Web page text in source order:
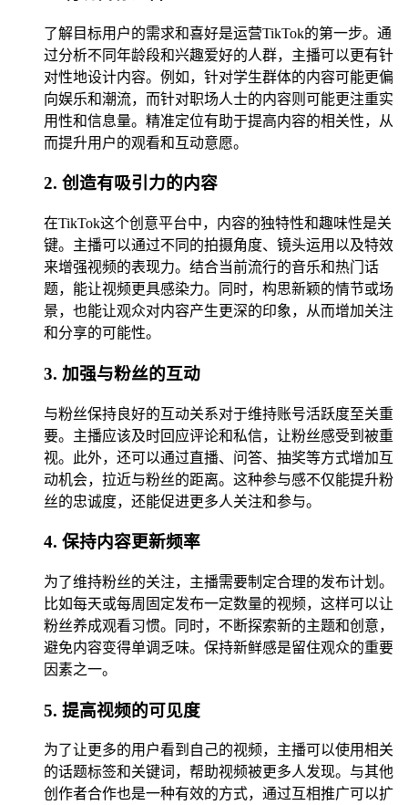
了解目标用户的需求和喜好是运营TikTok的第一步。通
过分析不同年龄段和兴趣爱好的人群，主播可以更有针
对性地设计内容。例如，针对学生群体的内容可能更偏
向娱乐和潮流，而针对职场人士的内容则可能更注重实
用性和信息量。精准定位有助于提高内容的相关性，从
而提升用户的观看和互动意愿。
2. 创造有吸引力的内容
在TikTok这个创意平台中，内容的独特性和趣味性是关
键。主播可以通过不同的拍摄角度、镜头运用以及特效
来增强视频的表现力。结合当前流行的音乐和热门话
题，能让视频更具感染力。同时，构思新颖的情节或场
景，也能让观众对内容产生更深的印象，从而增加关注
和分享的可能性。
3. 加强与粉丝的互动
与粉丝保持良好的互动关系对于维持账号活跃度至关重
要。主播应该及时回应评论和私信，让粉丝感受到被重
视。此外，还可以通过直播、问答、抽奖等方式增加互
动机会，拉近与粉丝的距离。这种参与感不仅能提升粉
丝的忠诚度，还能促进更多人关注和参与。
4. 保持内容更新频率
为了维持粉丝的关注，主播需要制定合理的发布计划。
比如每天或每周固定发布一定数量的视频，这样可以让
粉丝养成观看习惯。同时，不断探索新的主题和创意，
避免内容变得单调乏味。保持新鲜感是留住观众的重要
因素之一。
5. 提高视频的可见度
为了让更多的用户看到自己的视频，主播可以使用相关
的话题标签和关键词，帮助视频被更多人发现。与其他
创作者合作也是一种有效的方式，通过互相推广可以扩